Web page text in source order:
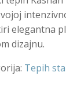
elegantna
dizajnu.
Tepih